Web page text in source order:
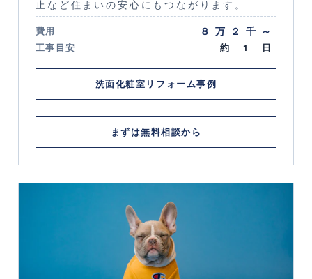
止など住まいの安心にもつながります。
費用 ８万２千～
工事目安 約 1 日
洗面化粧室リフォーム事例
まずは無料相談から